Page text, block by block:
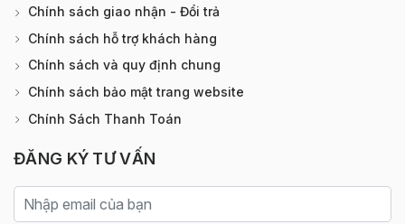
Chính sách giao nhận - Đổi trả
Chính sách hỗ trợ khách hàng
Chính sách và quy định chung
Chính sách bảo mật trang website
Chính Sách Thanh Toán
ĐĂNG KÝ TƯ VẤN